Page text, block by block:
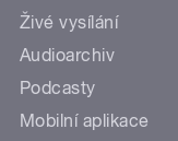
Živé vysílání
Audioarchiv
Podcasty
Mobilní aplikace